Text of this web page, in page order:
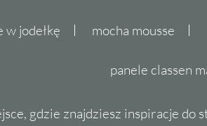
w jodełkę mocha mousse
panele classen
gdzie znajdziesz inspiracje do